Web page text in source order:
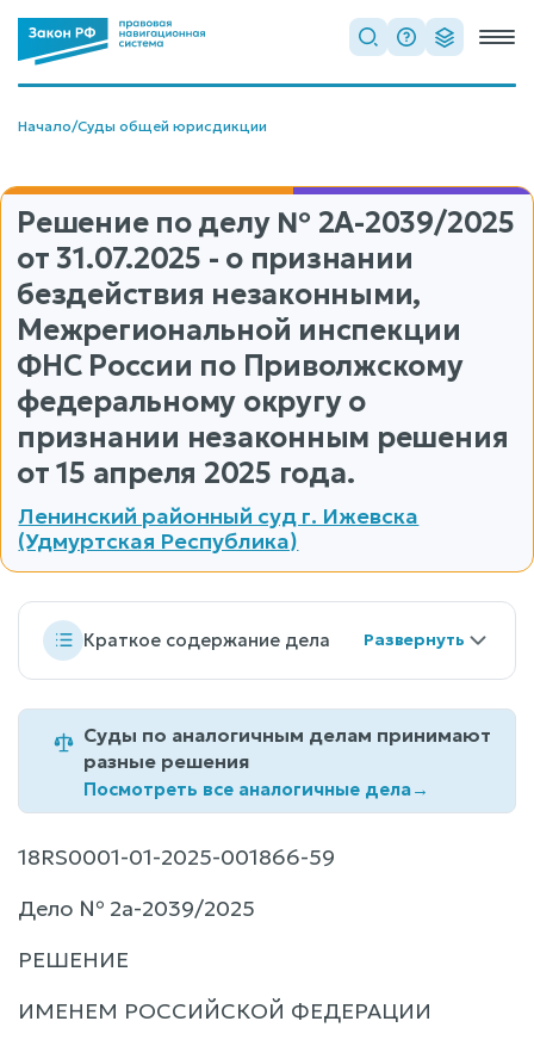
Начало/Суды общей юрисдикции
Решение по делу № 2А-2039/2025
от 31.07.2025 - о признании
бездействия незаконными,
Межрегиональной инспекции
ФНС России по Приволжскому
федеральному округу о
признании незаконным решения
от 15 апреля 2025 года.
Ленинский районный суд г. Ижевска
(Удмуртская Республика)
Краткое содержание дела
Суды по аналогичным делам принимают
разные решения
Посмотреть все аналогичные дела→
18RS0001-01-2025-001866-59
Дело № 2а-2039/2025
РЕШЕНИЕ
ИМЕНЕМ РОССИЙСКОЙ ФЕДЕРАЦИИ